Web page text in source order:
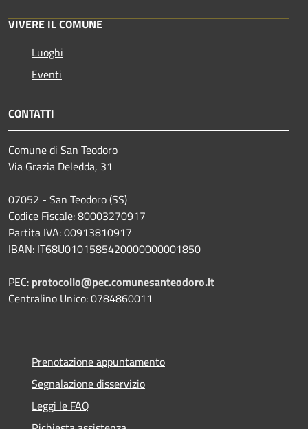
VIVERE IL COMUNE
Luoghi
Eventi
CONTATTI
Comune di San Teodoro
Via Grazia Deledda, 31
07052 - San Teodoro (SS)
Codice Fiscale: 80003270917
Partita IVA: 00913810917
IBAN: IT68U0101585420000000001850
PEC: protocollo@pec.comunesanteodoro.it
Centralino Unico: 0784860011
Prenotazione appuntamento
Segnalazione disservizio
Leggi le FAQ